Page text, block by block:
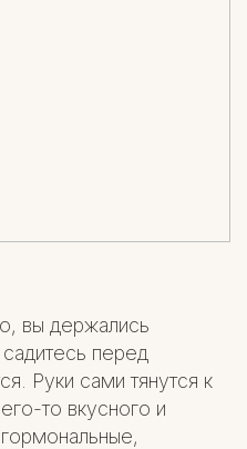
вы держались
перед
Руки сами тянутся к
то вкусного и